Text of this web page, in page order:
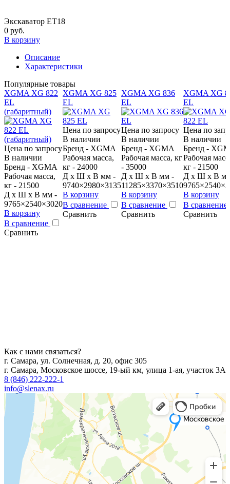
Экскаватор ET18
0 руб.
В корзину
Описание
Характеристики
Популярные товары
XGMA XG 822
EL
(габаритный)
Цена по запросу
В наличии
Бренд - XGMA
Рабочая масса,
кг - 21500
Д x Ш x В мм -
9765×2540×3020
В корзину
В сравнение
Сравнить
XGMA XG 825
EL
Цена по запросу
В наличии
Бренд - XGMA
Рабочая масса,
кг - 24000
Д x Ш x В мм -
9740×2980×3135
В корзину
В сравнение
Сравнить
XGMA XG 836
EL
Цена по запросу
В наличии
Бренд - XGMA
Рабочая масса, кг
- 35000
Д x Ш x В мм -
11285×3370×3510
В корзину
В сравнение
Сравнить
XGMA XG
EL
Цена по
В наличии
Бренд -
Рабочая
кг - 21500
Д x Ш x В
В корзину
В сравнение
Сравнить
Как с нами связаться?
г. Самара, ул. Солнечная, д. 20, офис 305
г. Самара, Московское шоссе, 19-ый км, улица 1-ая, участок 3А
8 (846) 222-222-1
info@slenax.ru